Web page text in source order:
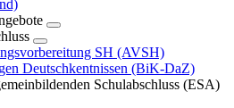
SH (AVSH)
Deutschkentnissen (BiK-DaZ)
Schulabschluss (ESA)